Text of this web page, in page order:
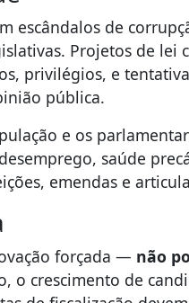
escândalos de
Projetos de lei
privilégios, e
pública.
e os
saúde
emendas e
forçada — não
o crescimento de